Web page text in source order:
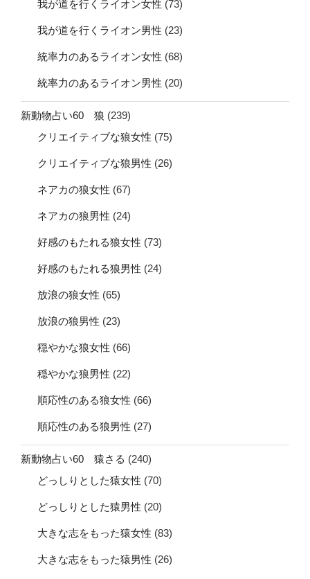
我が道を行くライオン女性 (73)
我が道を行くライオン男性 (23)
統率力のあるライオン女性 (68)
統率力のあるライオン男性 (20)
新動物占い60 狼 (239)
クリエイティブな狼女性 (75)
クリエイティブな狼男性 (26)
ネアカの狼女性 (67)
ネアカの狼男性 (24)
好感のもたれる狼女性 (73)
好感のもたれる狼男性 (24)
放浪の狼女性 (65)
放浪の狼男性 (23)
穏やかな狼女性 (66)
穏やかな狼男性 (22)
順応性のある狼女性 (66)
順応性のある狼男性 (27)
新動物占い60 猿さる (240)
どっしりとした猿女性 (70)
どっしりとした猿男性 (20)
大きな志をもった猿女性 (83)
大きな志をもった猿男性 (26)